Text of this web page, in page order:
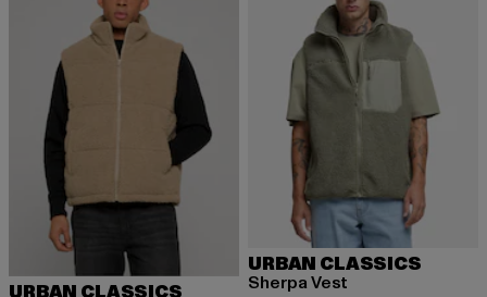
URBAN CLASSICS
Sherpa Vest